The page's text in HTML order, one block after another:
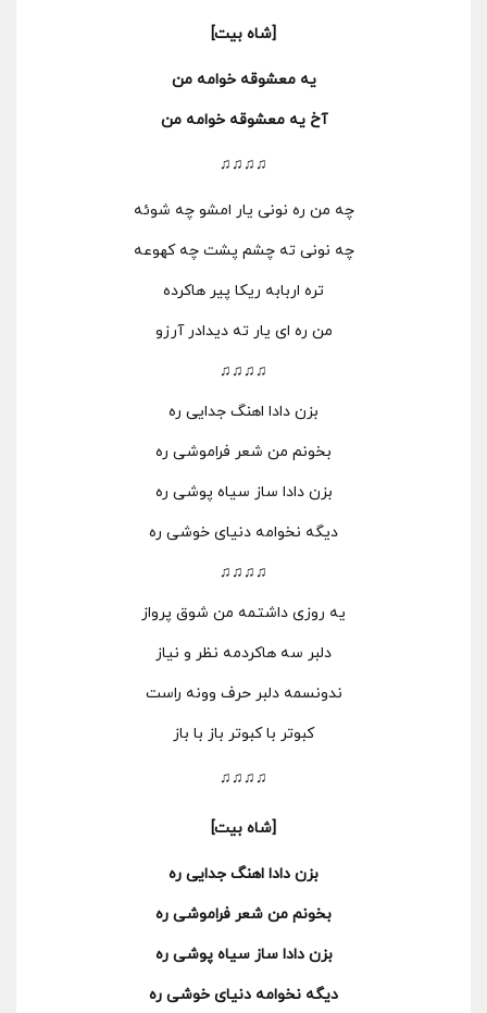
[شاه بیت]
یه معشوقه خوامه من
آخ یه معشوقه خوامه من
♫♫♫♫
چه من ره نونی یار امشو چه شوئه
چه نونی ته چشم پشت چه کهوعه
تره اربابه ریکا پیر هاکرده
من ره ای یار ته دیدادر آرزو
♫♫♫♫
بزن دادا اهنگ جدایی ره
بخونم من شعر فراموشی ره
بزن دادا ساز سیاه پوشی ره
دیگه نخوامه دنیای خوشی ره
♫♫♫♫
یه روزی داشتمه من شوق پرواز
دلبر سه هاکردمه نظر و نیاز
ندونسمه دلبر حرف وونه راست
کبوتر با کبوتر باز با باز
♫♫♫♫
[شاه بیت]
بزن دادا اهنگ جدایی ره
بخونم من شعر فراموشی ره
بزن دادا ساز سیاه پوشی ره
دیگه نخوامه دنیای خوشی ره